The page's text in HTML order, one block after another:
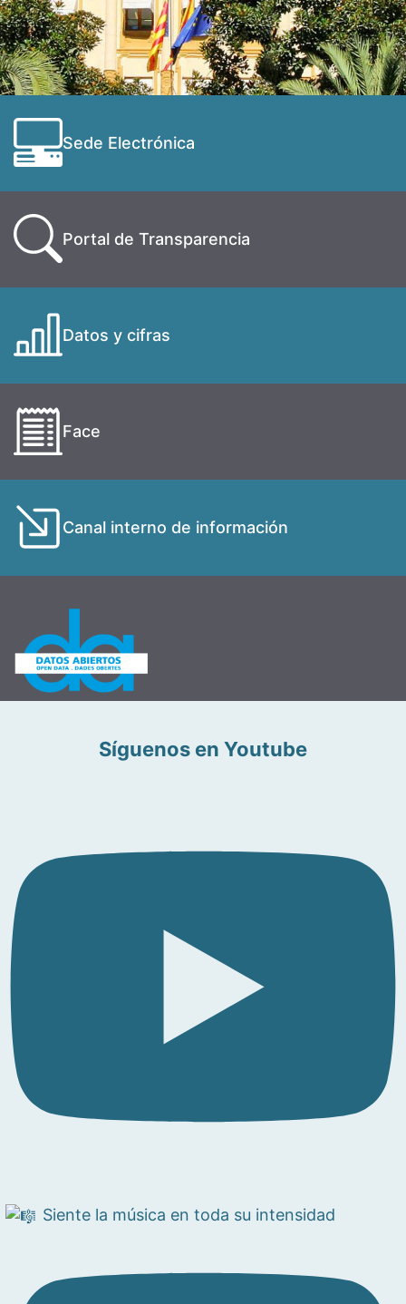
Sede Electrónica
Portal de Transparencia
Datos y cifras
Face
Canal interno de información
Síguenos en Youtube
Siente la música en toda su intensidad